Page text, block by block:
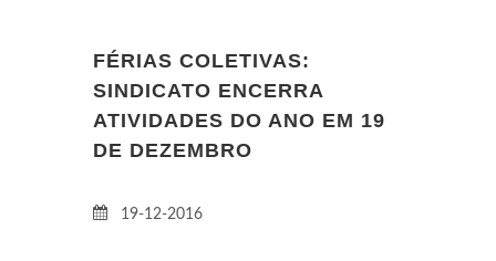
FÉRIAS COLETIVAS:
SINDICATO ENCERRA
ATIVIDADES DO ANO EM 19
DE DEZEMBRO
19-12-2016